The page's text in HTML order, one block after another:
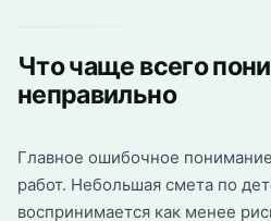
Что чаще всего
неправильно
Главное ошибочное
работ. Небольшая смета по
воспринимается как менее